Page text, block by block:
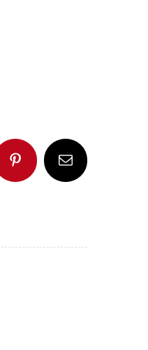
PinterestE-
Mail